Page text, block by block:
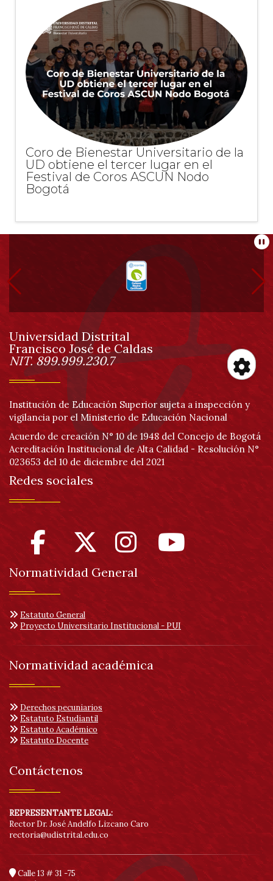
de
Coro de Bienestar Universitario de la
UD obtiene el tercer lugar en el
Festival de Coros ASCUN Nodo
Bogotá
Información
pie
de
página
Información
Universidad Distrital
Francisco José de Caldas
NIT. 899.999.230.7
Institución de Educación Superior sujeta a inspección y
vigilancia por el Ministerio de Educación Nacional
Acuerdo de creación N° 10 de 1948 del Concejo de Bogotá
Acreditación Institucional de Alta Calidad - Resolución N°
023653 del 10 de diciembre del 2021
Redes sociales
Normatividad General
Estatuto General
Proyecto Universitario Institucional - PUI
Normatividad académica
Derechos pecuniarios
Estatuto Estudiantil
Estatuto Académico
Estatuto Docente
Contáctenos
REPRESENTANTE LEGAL:
Rector Dr. José Andelfo Lizcano Caro
rectoria@udistrital.edu.co
Calle 13 # 31 -75